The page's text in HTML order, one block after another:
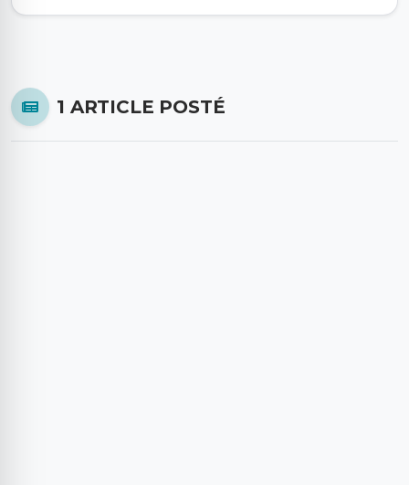
1 ARTICLE POSTÉ